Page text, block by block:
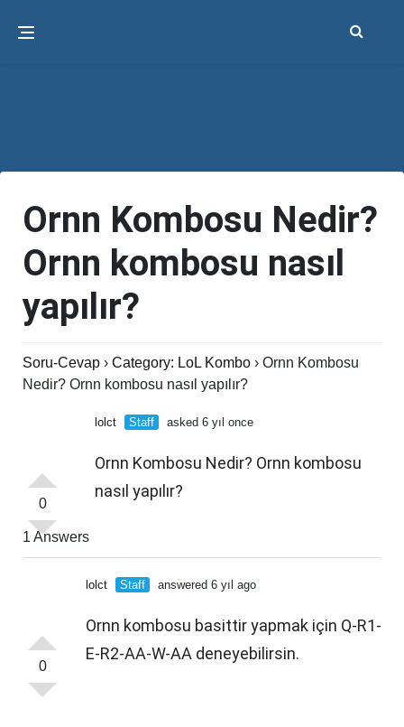
Ornn Kombosu Nedir?
Ornn kombosu nasıl
yapılır?
Soru-Cevap › Category: LoL Kombo › Ornn Kombosu
Nedir? Ornn kombosu nasıl yapılır?
0
lolct Staff asked 6 yıl once
Ornn Kombosu Nedir? Ornn kombosu
nasıl yapılır?
1 Answers
0
lolct Staff answered 6 yıl ago
Ornn kombosu basittir yapmak için Q-R1-
E-R2-AA-W-AA deneyebilirsin.